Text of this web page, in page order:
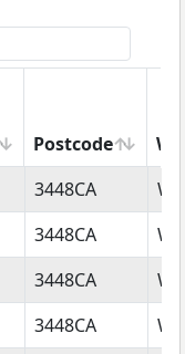
Postcode
Postcode
3448CA
3448CA
3448CA
3448CA